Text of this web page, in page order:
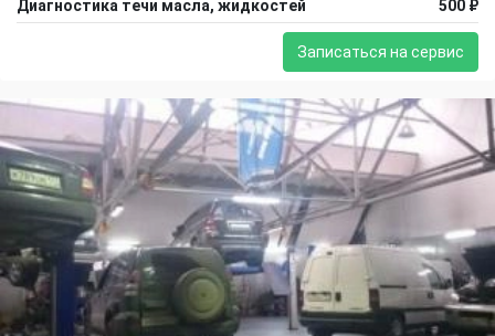
Диагностика течи масла, жидкостей 500 ₽
Записаться на сервис